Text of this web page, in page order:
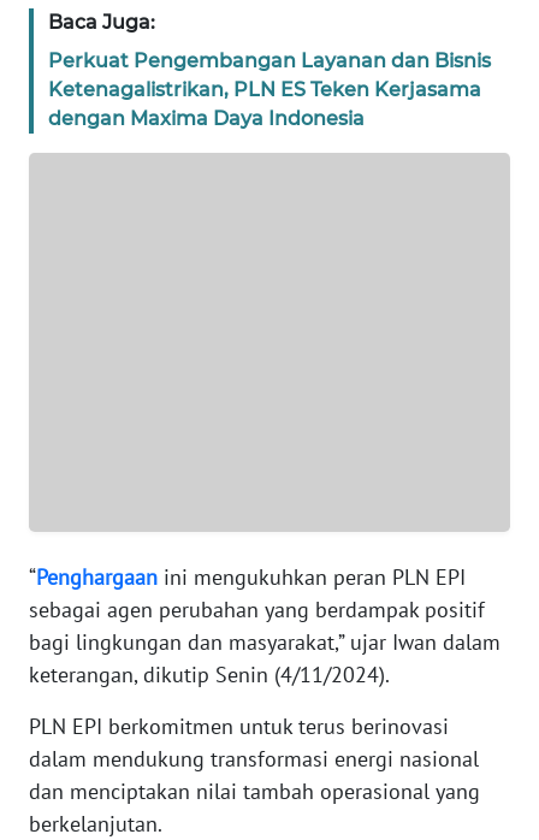
Baca Juga:
Perkuat Pengembangan Layanan dan Bisnis
Ketenagalistrikan, PLN ES Teken Kerjasama
dengan Maxima Daya Indonesia
“Penghargaan ini mengukuhkan peran PLN EPI
sebagai agen perubahan yang berdampak positif
bagi lingkungan dan masyarakat,” ujar Iwan dalam
keterangan, dikutip Senin (4/11/2024).
PLN EPI berkomitmen untuk terus berinovasi
dalam mendukung transformasi energi nasional
dan menciptakan nilai tambah operasional yang
berkelanjutan.
WN
SUMUT
WN
PAPUA
WN
BARAT
WN
RIAU